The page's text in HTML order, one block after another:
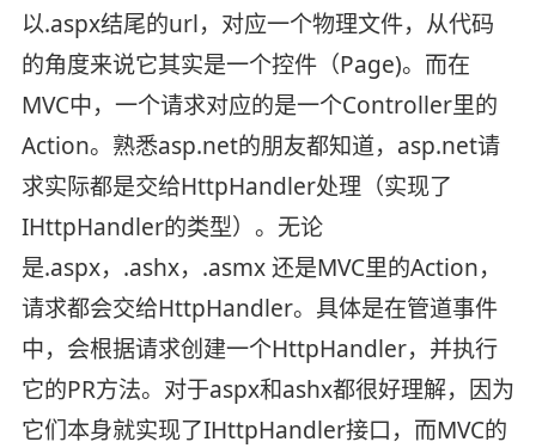
以.aspx结尾的url，对应一个物理文件，从代码
的角度来说它其实是一个控件（Page)。而在
MVC中，一个请求对应的是一个Controller里的
Action。熟悉asp.net的朋友都知道，asp.net请
求实际都是交给HttpHandler处理（实现了
IHttpHandler的类型）。无论
是.aspx，.ashx，.asmx 还是MVC里的Action，
请求都会交给HttpHandler。具体是在管道事件
中，会根据请求创建一个HttpHandler，并执行
它的PR方法。对于aspx和ashx都很好理解，因为
它们本身就实现了IHttpHandler接口，而MVC的